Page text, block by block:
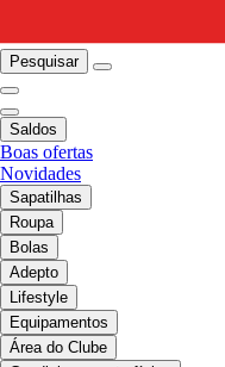
Pesquisar
Saldos
Boas ofertas
Novidades
Sapatilhas
Roupa
Bolas
Adepto
Lifestyle
Equipamentos
Área do Clube